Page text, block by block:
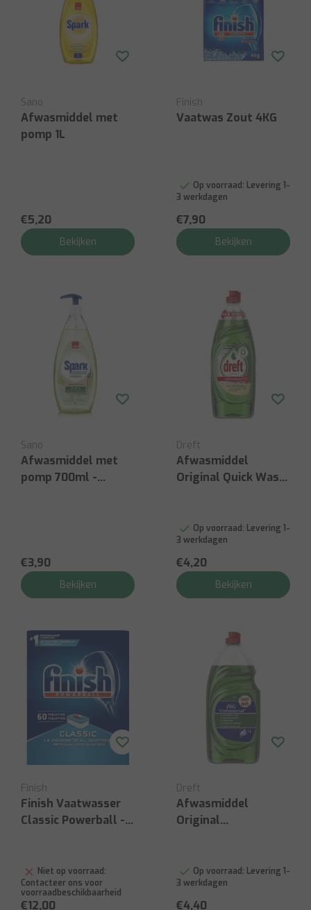
Sano
Afwasmiddel met
pomp 1L
€5,20
Bekijken
Finish
Vaatwas Zout 4KG
Op voorraad: Levering 1-
3 werkdagen
€7,90
Bekijken
Sano
Afwasmiddel met
pomp 700ml -
€3,90
Bekijken
Dreft
Afwasmiddel
Original Quick Wash
Op voorraad: Levering 1-
3 werkdagen
€4,20
Bekijken
Finish
Finish Vaatwasser
Classic Powerball -
Niet op voorraad:
Contacteer ons voor
voorraadbeschikbaarheid
€12,00
Dreft
Afwasmiddel
Original
Op voorraad: Levering 1-
3 werkdagen
€4,40